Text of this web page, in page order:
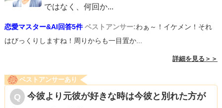
ではなく、何回か...
恋愛マスター&AI回答5件 ベストアンサー:わぁ～！イケメン！それ
はびっくりしますね！周りからも一目置か...
詳細を見る＞＞
ベストアンサーあり
今彼より元彼が好きな時は今彼と別れた方が